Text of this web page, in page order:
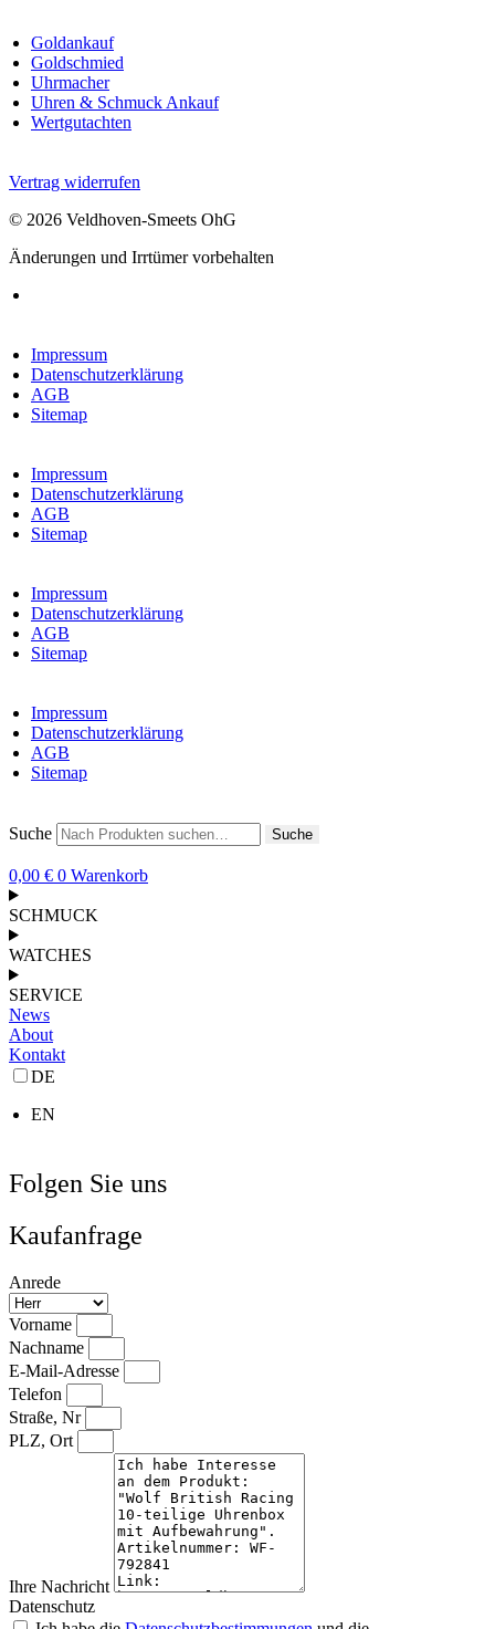
Goldankauf
Goldschmied
Uhrmacher
Uhren & Schmuck Ankauf
Wertgutachten
Vertrag widerrufen
© 2026 Veldhoven-Smeets OhG
Änderungen und Irrtümer vorbehalten
Impressum
Datenschutzerklärung
AGB
Sitemap
Impressum
Datenschutzerklärung
AGB
Sitemap
Impressum
Datenschutzerklärung
AGB
Sitemap
Impressum
Datenschutzerklärung
AGB
Sitemap
Suche Suche
0,00 € 0 Warenkorb
SCHMUCK
WATCHES
SERVICE
News
About
Kontakt
DE
EN
Folgen Sie uns
Kaufanfrage
Anrede
Vorname
Nachname
E-Mail-Adresse
Telefon
Straße, Nr
PLZ, Ort
Ihre Nachricht
Datenschutz